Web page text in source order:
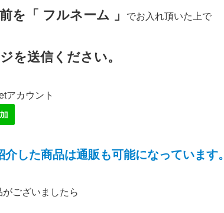
を「 フルネーム 」 でお入れ頂いた上で
を送信ください。
アカウント
介した商品は通販も可能になっています。
ございましたら